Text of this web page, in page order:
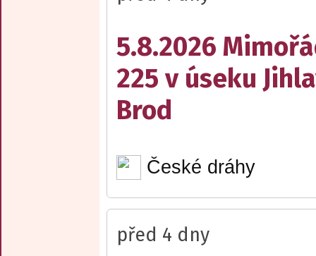
5.8.2026
225 v úseku
Brod
České dráhy
před 4 dny